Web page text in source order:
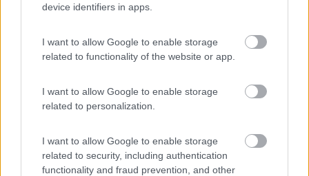
device identifiers in apps.
I want to allow Google to enable storage
related to functionality of the website or app.
I want to allow Google to enable storage
related to personalization.
I want to allow Google to enable storage
related to security, including authentication
functionality and fraud prevention, and other
Ciuick
Inserito il04/09/2019 alle:21:59:15
ben saldo
Sto valutando il nuovo modello 650 compatto, ed ha tutto ciò
che vorrei compatto con una abitabilità eccezionale, con un
bagno da fare invidia. Voi cosa ne pensate??